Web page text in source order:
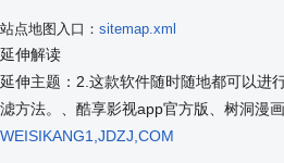
站点地图入口： sitemap.xml
延伸解读
延伸主题：2.这款软件随时随地都可以进
滤方法。、酷享影视app官方版、树洞漫
WEISIKANG1,JDZJ,COM